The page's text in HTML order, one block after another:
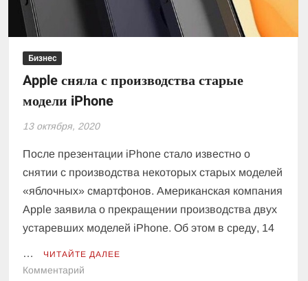
Бизнес
Apple сняла с производства старые
модели iPhone
13 октября, 2020
После презентации iPhone стало известно о
снятии с производства некоторых старых моделей
«яблочных» смартфонов. Американская компания
Apple заявила о прекращении производства двух
устаревших моделей iPhone. Об этом в среду, 14
… ЧИТАЙТЕ ДАЛЕЕ
Комментарий